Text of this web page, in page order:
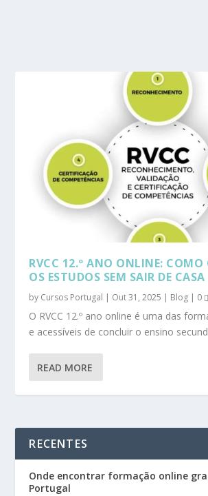
RVCC 12.º ANO ONLINE: COMO
OS ESTUDOS SEM SAIR DE CASA
by Cursos Portugal | Out 31, 2025 | Blog | 0
O RVCC 12.º ano online é uma das
e acessíveis de concluir o ensino
READ MORE
RECENTES
Onde encontrar formação online
Portugal